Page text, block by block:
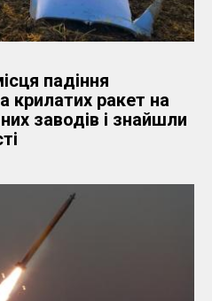
падіння
крилатих ракет на
заводів і знайшли